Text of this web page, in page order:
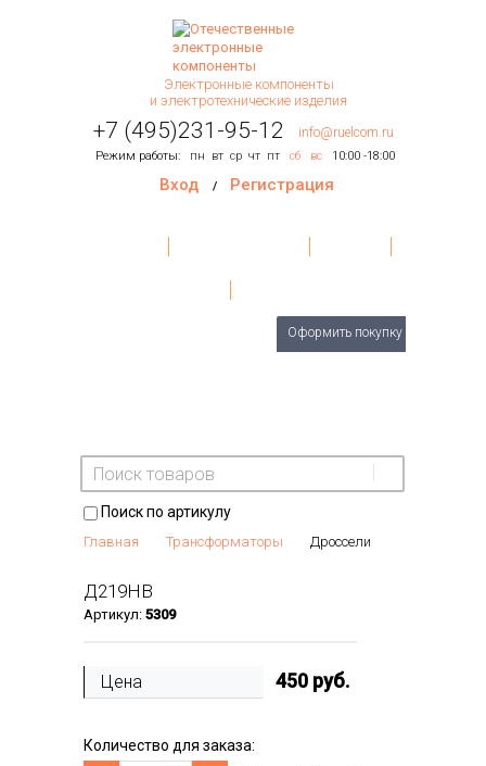
Электронные компоненты
и электротехнические изделия
+7 (495)231-95-12 info@ruelcom.ru
Режим работы: пн вт ср чт пт сб вс 10:00 -18:00
Вход / Регистрация
Оформить покупку
Поиск по артикулу
Главная Трансформаторы Дроссели
Д219НВ
Артикул: 5309
Цена 450 руб.
Количество для заказа: